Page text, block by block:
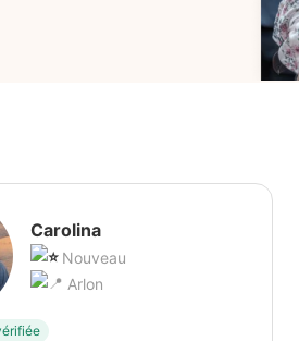
Carolina
Nouveau
Arlon